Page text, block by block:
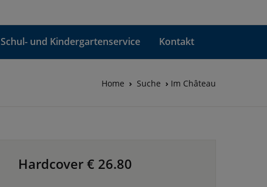
Schul- und Kindergartenservice Kontakt
Home Suche Im Château
Hardcover € 26.80